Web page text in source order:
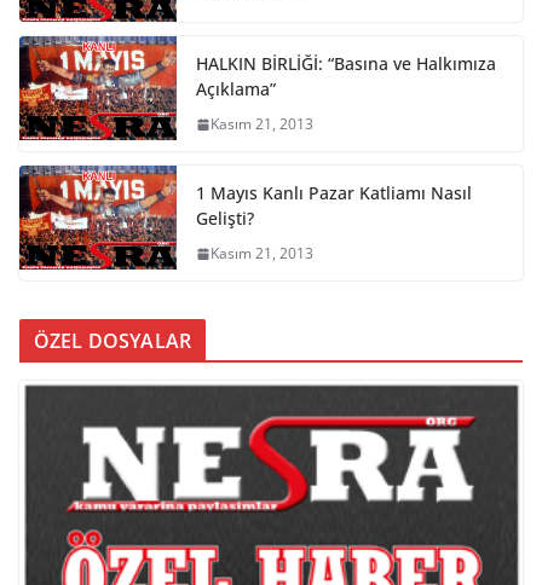
HALKIN BİRLİĞİ: “Basına ve Halkımıza
Açıklama”
Kasım 21, 2013
1 Mayıs Kanlı Pazar Katliamı Nasıl
Gelişti?
Kasım 21, 2013
ÖZEL DOSYALAR